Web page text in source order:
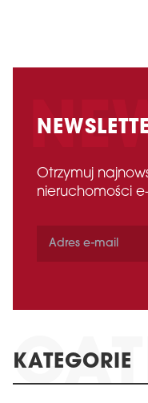
Otrzymuj
nieruchomości
KATEGORIE